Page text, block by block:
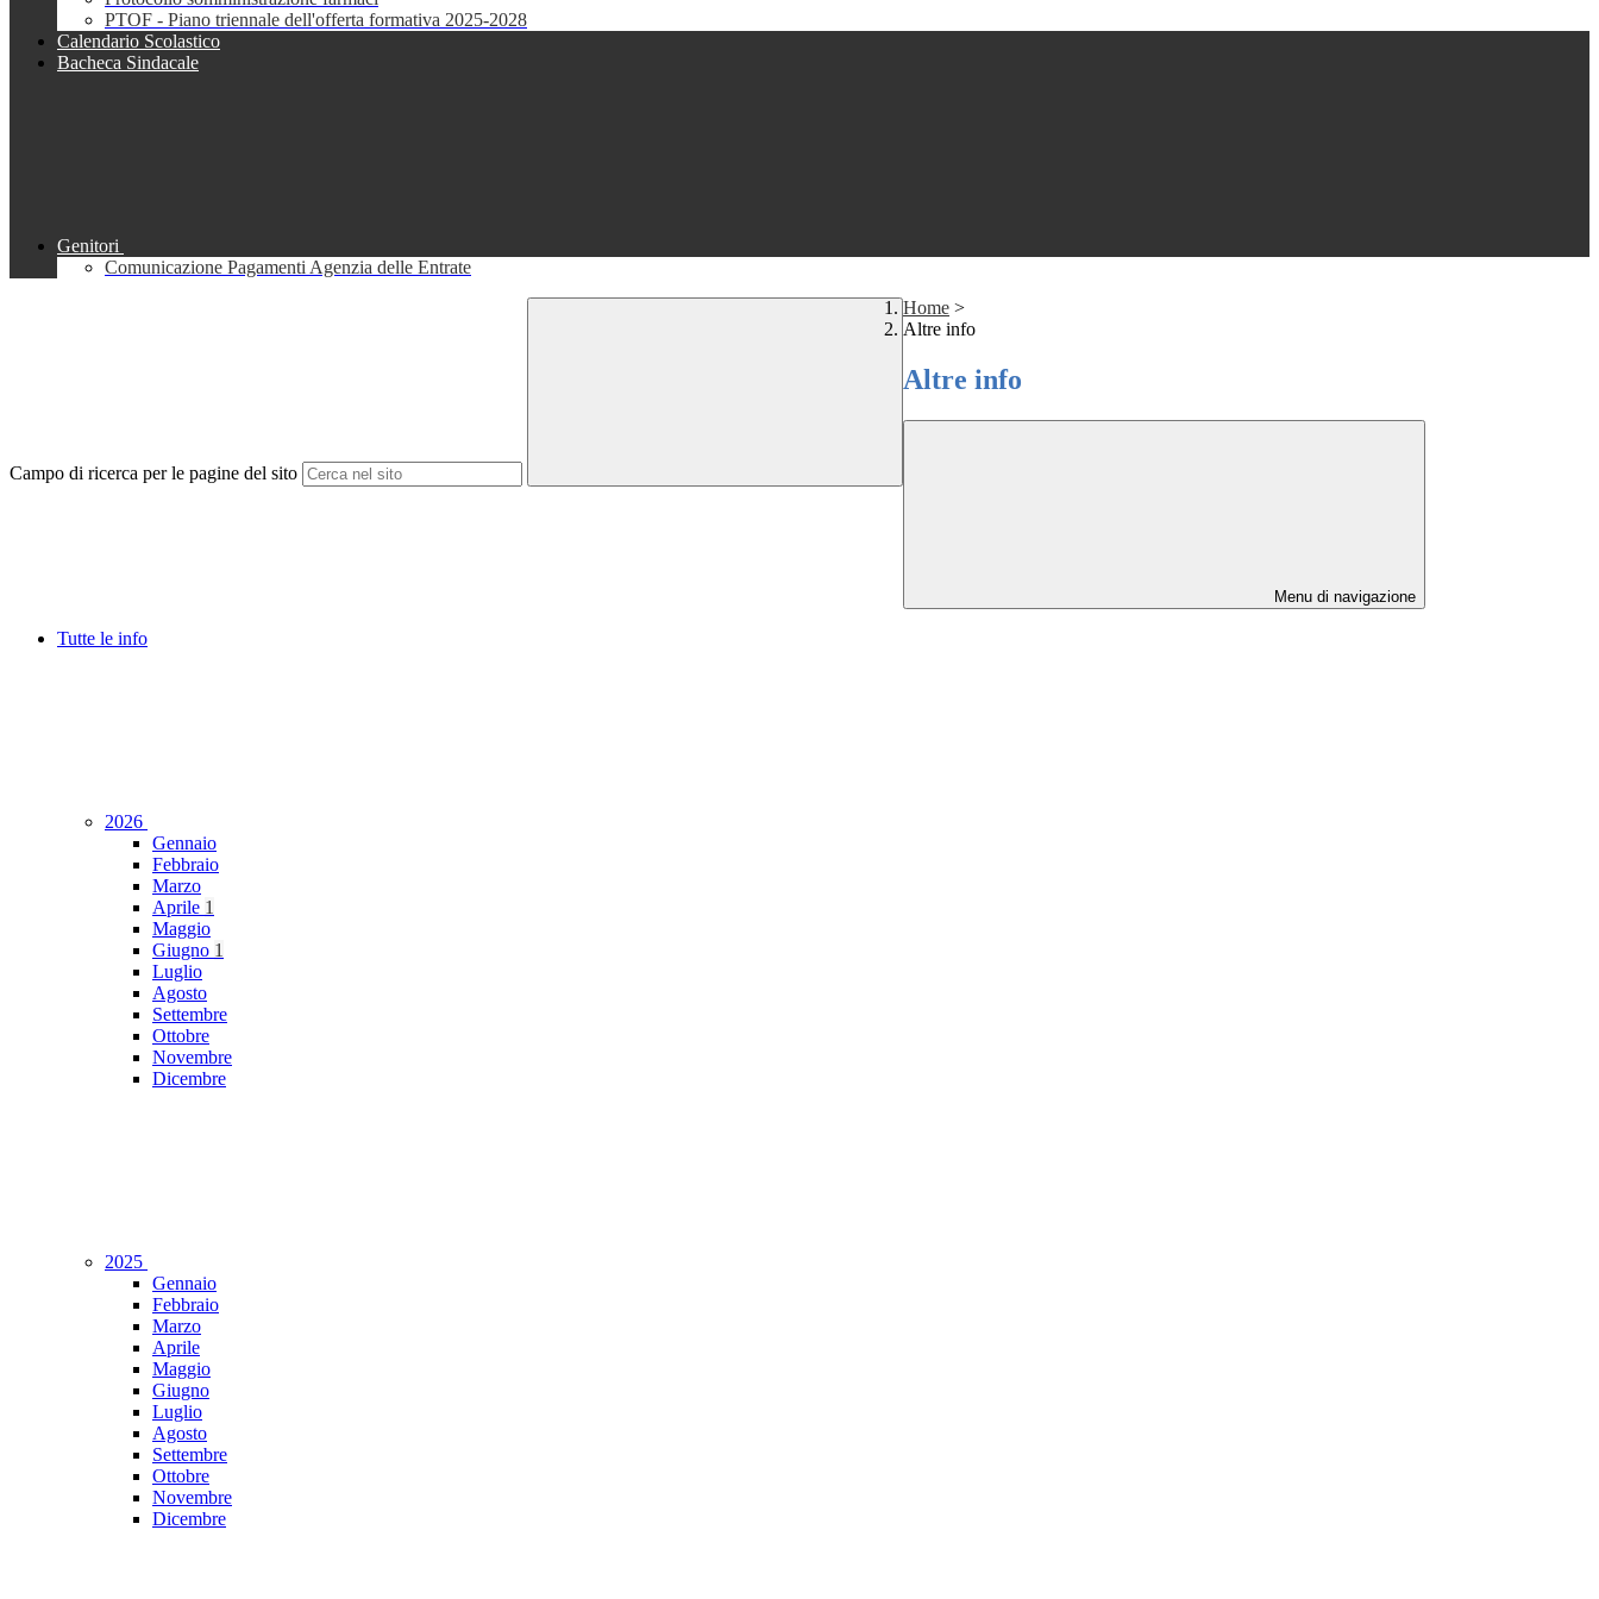
PTOF - Piano triennale dell'offerta formativa 2025-2028
Calendario Scolastico
Bacheca Sindacale
Genitori
Comunicazione Pagamenti Agenzia delle Entrate
Campo di ricerca per le pagine del sito
Home >
Altre info
Altre info
Menu di navigazione
Tutte le info
2026
Gennaio
Febbraio
Marzo
Aprile 1
Maggio
Giugno 1
Luglio
Agosto
Settembre
Ottobre
Novembre
Dicembre
2025
Gennaio
Febbraio
Marzo
Aprile
Maggio
Giugno
Luglio
Agosto
Settembre
Ottobre
Novembre
Dicembre